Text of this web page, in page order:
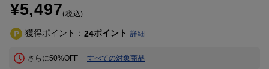
¥5,497(税込)
獲得ポイント： 24ポイント 詳細
さらに50%OFF すべての対象商品